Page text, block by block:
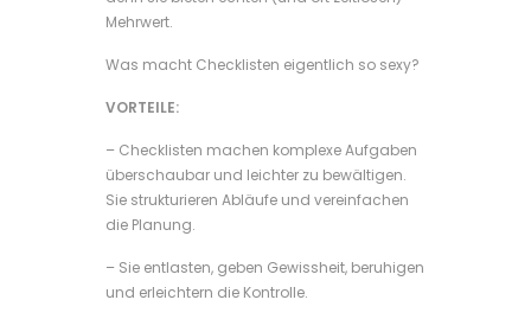
Mehrwert.
Was macht Checklisten eigentlich so sexy?
VORTEILE:
– Checklisten machen komplexe Aufgaben
überschaubar und leichter zu bewältigen.
Sie strukturieren Abläufe und vereinfachen
die Planung.
– Sie entlasten, geben Gewissheit, beruhigen
und erleichtern die Kontrolle.